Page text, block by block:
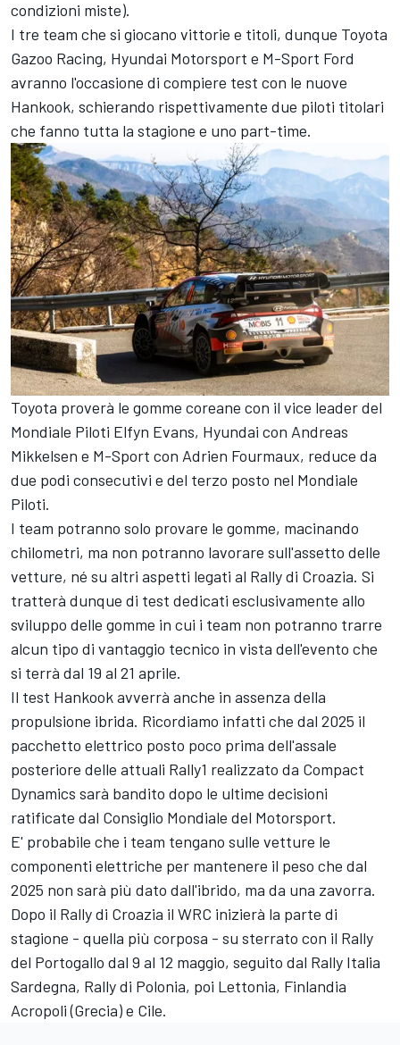
condizioni miste).
I tre team che si giocano vittorie e titoli, dunque Toyota
Gazoo Racing, Hyundai Motorsport e M-Sport Ford
avranno l'occasione di compiere test con le nuove
Hankook, schierando rispettivamente due piloti titolari
che fanno tutta la stagione e uno part-time.
Toyota proverà le gomme coreane con il vice leader del
Mondiale Piloti Elfyn Evans, Hyundai con Andreas
Mikkelsen e M-Sport con Adrien Fourmaux, reduce da
due podi consecutivi e del terzo posto nel Mondiale
Piloti.
I team potranno solo provare le gomme, macinando
chilometri, ma non potranno lavorare sull'assetto delle
vetture, né su altri aspetti legati al Rally di Croazia. Si
tratterà dunque di test dedicati esclusivamente allo
sviluppo delle gomme in cui i team non potranno trarre
alcun tipo di vantaggio tecnico in vista dell'evento che
si terrà dal 19 al 21 aprile.
Il test Hankook avverrà anche in assenza della
propulsione ibrida. Ricordiamo infatti che dal 2025 il
pacchetto elettrico posto poco prima dell'assale
posteriore delle attuali Rally1 realizzato da Compact
Dynamics sarà bandito dopo le ultime decisioni
ratificate dal Consiglio Mondiale del Motorsport.
E' probabile che i team tengano sulle vetture le
componenti elettriche per mantenere il peso che dal
2025 non sarà più dato dall'ibrido, ma da una zavorra.
Dopo il Rally di Croazia il WRC inizierà la parte di
stagione - quella più corposa - su sterrato con il Rally
del Portogallo dal 9 al 12 maggio, seguito dal Rally Italia
Sardegna, Rally di Polonia, poi Lettonia, Finlandia
Acropoli (Grecia) e Cile.